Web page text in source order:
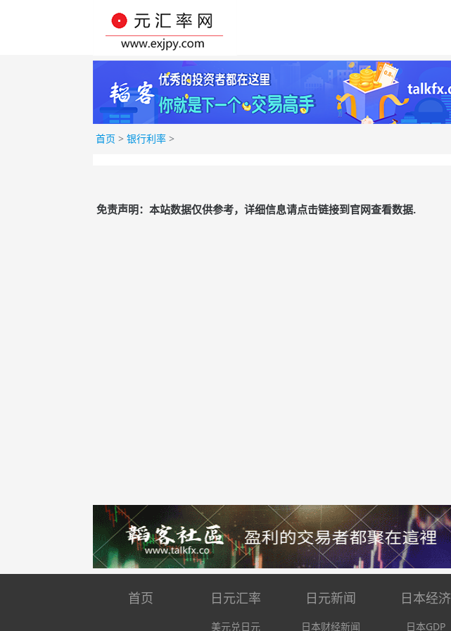
首页 > 银行利率 >
免责声明：本站数据仅供参考，详细信息请点击链接到官网查看数据.
首页 日元汇率 日元新闻 日本经济
美元兑日元 日本财经新闻 日本GDP